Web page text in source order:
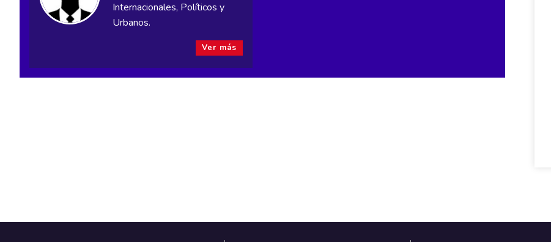
Internacionales, Políticos y
Urbanos.
Ver más